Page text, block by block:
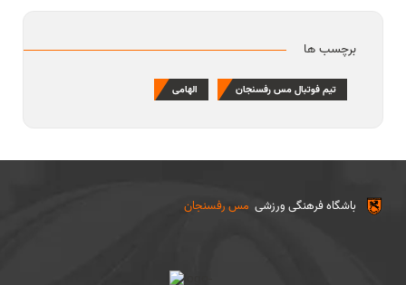
برچسب ها
تیم فوتبال مس رفسنجان الهامی
مس رفسنجان باشگاه فرهنگی ورزشی